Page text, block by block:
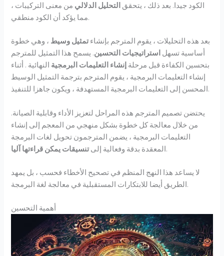
الكود جيدا. بعد ذلك ، يتحقق التحليل الدلالي من معنى التركيبات ،
مما يؤكد أن الكود منطقي.
بعد هذه التحليلات ، يقوم المترجم بإنشاءتمثيل وسيط ، وهي خطوة
أساسية تسهل استراتيجيات التحسين. يسمح هذا التمثيل للمترجم
بتحسين الكفاءة قبل مرحلة إنشاء التعليمات البرمجية النهائية . أثناء
إنشاء التعليمات البرمجية ، يقوم المترجم بترجمة التمثيل الوسيط
المحسن إلى التعليمات البرمجية المستهدفة ، ويكون جاهزا للتنفيذ.
يحتضن تصميم المترجم هذه المراحل لتعزيز الأداء وقابلية الصيانة.
من خلال معالجة كل خطوة بشكل منهجي من المعجم إلى إنشاء
التعليمات البرمجية ، يضمن المترجمون تحويل لغات البرمجة
المعقدة بدقة وفعالية إلىتنسيقات يمكن قراءتها آليا .
لا يساعد هذا النهج المنظم في تصحيح الأخطاء فحسب ، بل يمهد
الطريق أيضا للابتكارات المستقبلية في معالجة لغة البرمجة.
أهمية التحسين